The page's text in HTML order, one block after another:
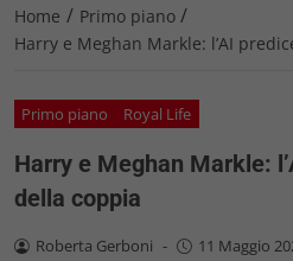
Home / Primo piano /
Harry e Meghan Markle: l’AI
Primo piano Royal Life
Harry e Meghan Markle:
della coppia
Roberta Gerboni - 11 Maggio